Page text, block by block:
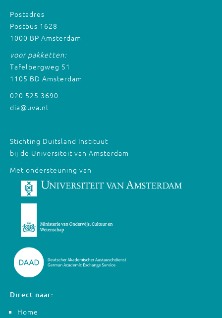
Postadres
Postbus 1628
1000 BP Amsterdam
voor pakketten:
Tafelbergweg 51
1105 BD Amsterdam
020 525 3690
dia@uva.nl
Stichting Duitsland Instituut
bij de Universiteit van Amsterdam
Met ondersteuning van
Direct naar:
Home